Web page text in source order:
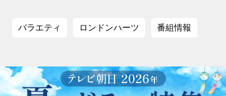
バラエティ ロンドンハーツ 番組情報